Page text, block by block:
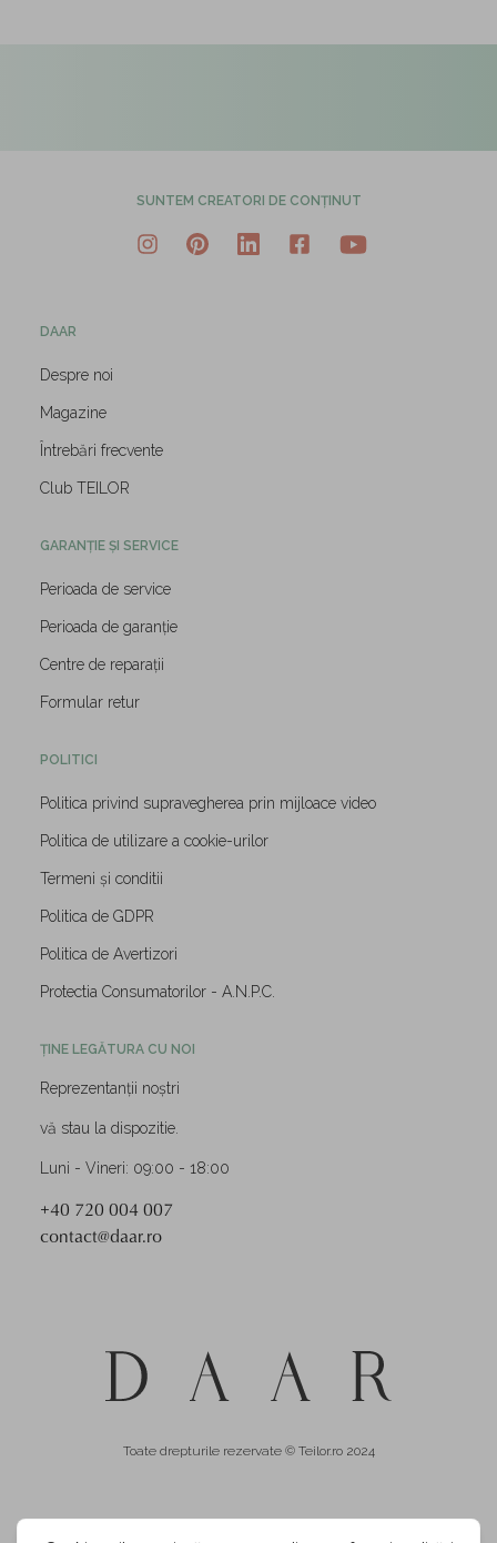
SUNTEM CREATORI DE CONȚINUT
DAAR
Despre noi
Magazine
Întrebări frecvente
Club TEILOR
GARANȚIE ȘI SERVICE
Perioada de service
Perioada de garanție
Centre de reparații
Formular retur
POLITICI
Politica privind supravegherea prin mijloace video
Politica de utilizare a cookie-urilor
Termeni și conditii
Politica de GDPR
Politica de Avertizori
Protectia Consumatorilor - A.N.P.C.
ȚINE LEGĂTURA CU NOI
Reprezentanții noștri
vă stau la dispozitie.
Luni - Vineri: 09:00 - 18:00
+40 720 004 007
contact@daar.ro
Toate drepturile rezervate © Teilor.ro 2024